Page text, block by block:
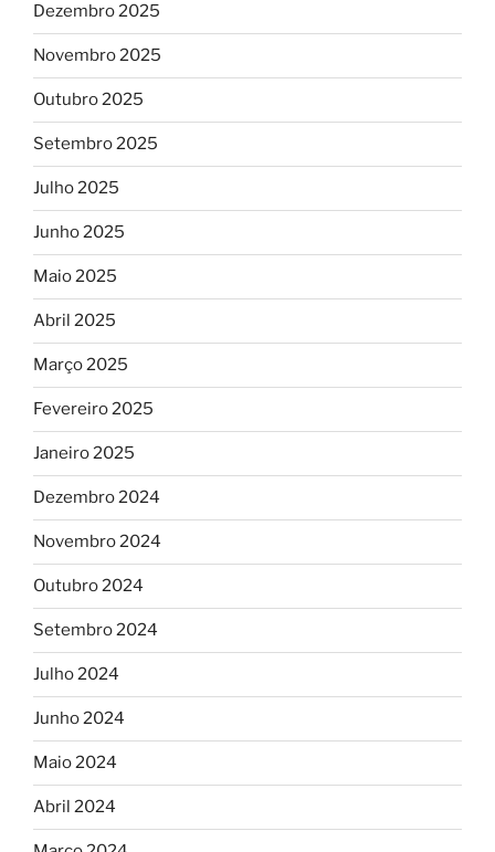
Dezembro 2025
Novembro 2025
Outubro 2025
Setembro 2025
Julho 2025
Junho 2025
Maio 2025
Abril 2025
Março 2025
Fevereiro 2025
Janeiro 2025
Dezembro 2024
Novembro 2024
Outubro 2024
Setembro 2024
Julho 2024
Junho 2024
Maio 2024
Abril 2024